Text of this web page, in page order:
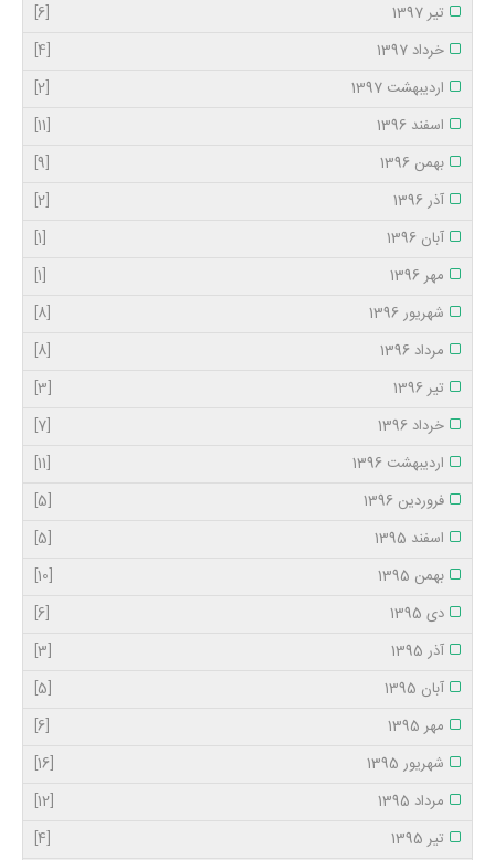
تیر 1397
[6]
خرداد 1397
[4]
اردیبهشت 1397
[2]
اسفند 1396
[11]
بهمن 1396
[9]
آذر 1396
[2]
آبان 1396
[1]
مهر 1396
[1]
شهریور 1396
[8]
مرداد 1396
[8]
تیر 1396
[3]
خرداد 1396
[7]
اردیبهشت 1396
[11]
فروردین 1396
[5]
اسفند 1395
[5]
بهمن 1395
[10]
دی 1395
[6]
آذر 1395
[3]
آبان 1395
[5]
مهر 1395
[6]
شهریور 1395
[16]
مرداد 1395
[12]
تیر 1395
[4]